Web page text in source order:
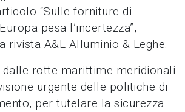
“Sulle forniture di
pesa l’incertezza”,
rivista A&L Alluminio & Leghe.
dalle rotte marittime meridionali
urgente delle politiche di
per tutelare la sicurezza